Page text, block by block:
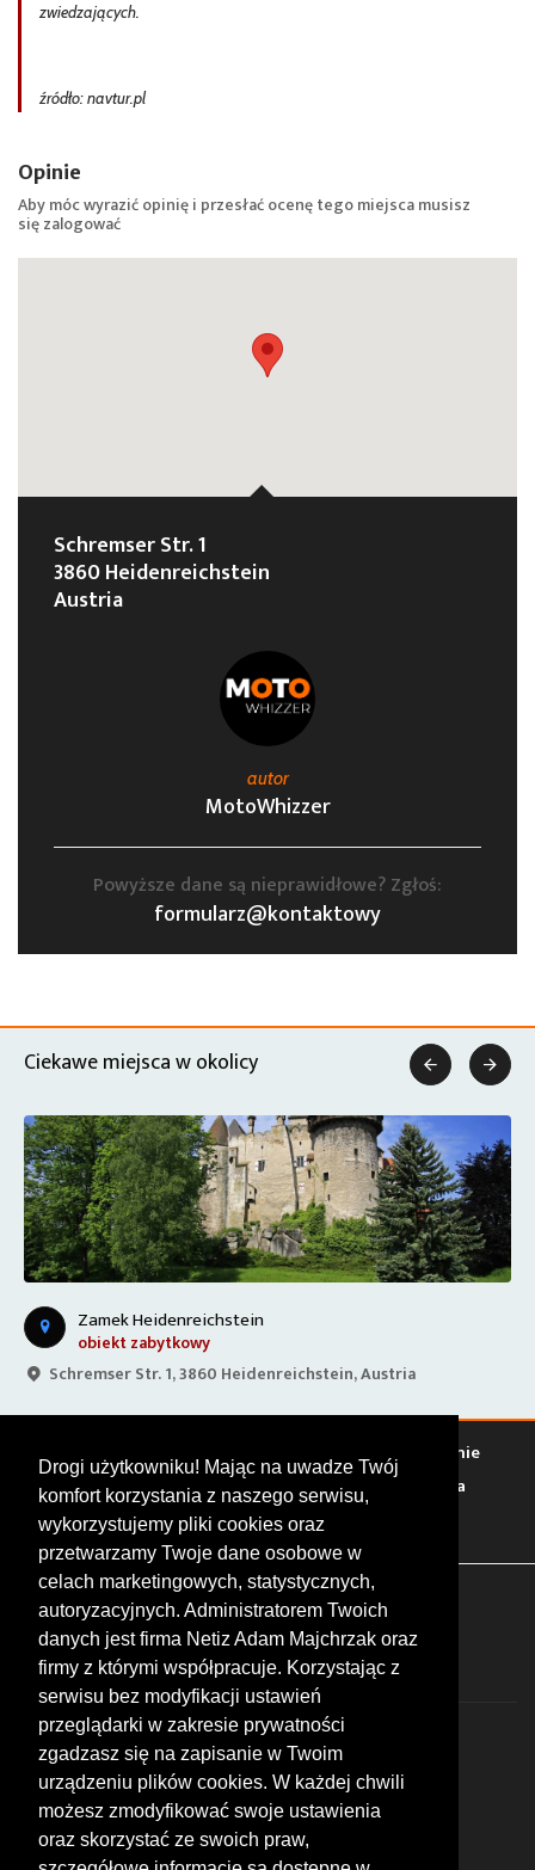
Drogi użytkowniku! Mając na uwadze Twój
komfort korzystania z naszego serwisu,
wykorzystujemy pliki cookies oraz
przetwarzamy Twoje dane osobowe w
celach marketingowych, statystycznych,
autoryzacyjnych. Administratorem Twoich
danych jest firma Netiz Adam Majchrzak oraz
firmy z którymi współpracuje. Korzystając z
serwisu bez modyfikacji ustawień
przeglądarki w zakresie prywatności
zgadzasz się na zapisanie w Twoim
urządzeniu plików cookies. W każdej chwili
możesz zmodyfikować swoje ustawienia
oraz skorzystać ze swoich praw,
zwiedzających.
źródło: navtur.pl
Opinie
Aby móc wyrazić opinię i przesłać ocenę tego miejsca musisz
sięzalogować
Schremser Str. 1
3860 Heidenreichstein
Austria
autor
MotoWhizzer
Powyższe dane są nieprawidłowe? Zgłoś:
formularz@kontaktowy
Ciekawe miejsca w okolicy
Zamek Heidenreichstein
obiekt zabytkowy
Schremser Str. 1, 3860 Heidenreichstein, Austria
 
Warto zobaczyć Serwisy Stacje paliw
Jedzenie
Bary Zakwaterowanie Tory Zloty Rajdy
Spotkania
Targi Giełdy Szkolenia
FOLLOW US
© 2026 by MotoWhizzer.com
All rights reserved.